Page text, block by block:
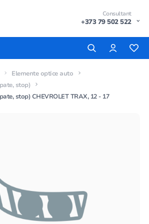
Consultant
+373 79 502 522
Elemente optice auto
stop)
stop) CHEVROLET TRAX, 12 - 17